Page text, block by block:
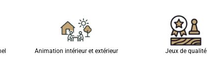
Animation intérieur et extérieur Jeux de qualité